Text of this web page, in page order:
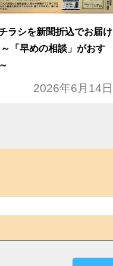
ラシを新聞折込でお届け
「早めの相談」がおす
2026年6月14日